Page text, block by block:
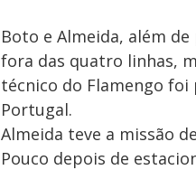
Boto e Almeida, além
fora das quatro linhas,
técnico do Flamengo
Portugal.
Almeida teve a missão
Pouco depois de